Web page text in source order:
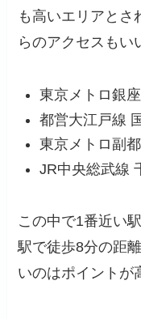
も高いエリアとさ
らのアクセスもい
東京メトロ銀
都営大江戸線
東京メトロ副
JR中央総武線
この中で1番近い
駅で徒歩8分の距
いのはポイントが